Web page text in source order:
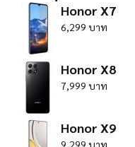
Honor X7
6,299 บาท
Honor X8
7,999 บาท
Honor X9